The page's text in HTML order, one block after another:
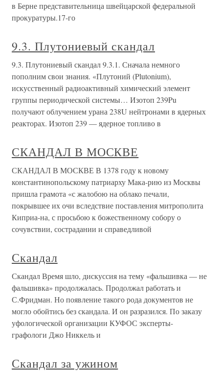
в Берне представительница швейцарской федеральной
прокуратуры.17-го
9.3. Плутониевый скандал
9.3. Плутониевый скандал 9.3.1. Сначала немного
пополним свои знания. «Плутоний (Plutonium),
искусственный радиоактивный химический элемент
группы периодической системы… Изотоп 239Pu
получают облучением урана 238U нейтронами в ядерных
реакторах. Изотоп 239 — ядерное топливо в
СКАНДАЛ В МОСКВЕ
СКАНДАЛ В МОСКВЕ В 1378 году к новому
константинопольскому патриарху Мака-рию из Москвы
пришла грамота «с жалобою на облако печали,
покрывшее их очи вследствие поставления митрополита
Киприа-на, с просьбою к божественному собору о
сочувствии, сострадании и справедливой
Скандал
Скандал Время шло, дискуссия на тему «фальшивка — не
фальшивка» продолжалась. Продолжал работать и
С.Фридман. Но появление такого рода документов не
могло обойтись без скандала. И он разразился. По заказу
уфологической организации КУФОС эксперты-
графологи Джо Никкель и
Скандал за ужином